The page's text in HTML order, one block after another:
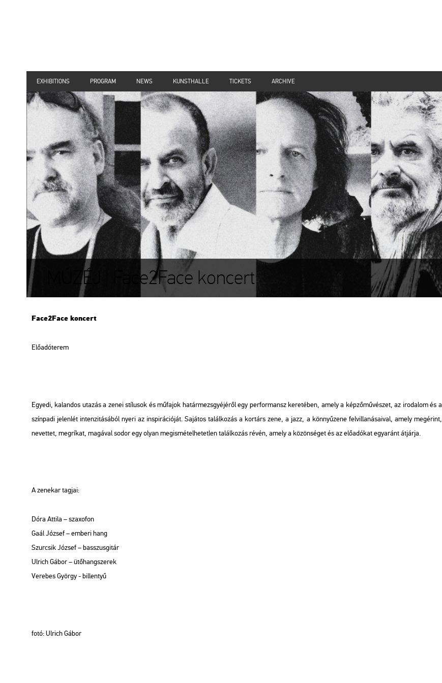
EXHIBITIONS PROGRAM NEWS KUNSTHALLE TICKETS ARCHIVE
MÚZÉJ | Face2Face koncert
Fa­ce2­Face kon­cert
Elő­adó­te­rem
Egye­di, ka­lan­dos uta­zás a zenei stí­lu­sok és mű­fa­jok ha­tár­mezs­gyé­jé­ről egy per­for­mansz ke­re­té­ben, amely a kép­ző­mű­vé­szet, az iro­da­lom és a
szín­pa­di je­len­lét in­ten­zi­tá­sá­ból nyeri az ins­pi­rá­ci­ó­ját. Sa­já­tos ta­lál­ko­zás a kor­társ zene, a jazz, a könnyű­ze­ne fel­vil­la­ná­sa­i­val, amely meg­érint,
ne­vet­tet, meg­rí­kat, ma­gá­val sodor egy olyan meg­is­mé­tel­he­tet­len ta­lál­ko­zás révén, amely a kö­zön­sé­get és az elő­adó­kat egy­aránt át­jár­ja.
A ze­ne­kar tag­jai:
Dóra At­ti­la – sza­xo­fon
Gaál Jó­zsef – em­be­ri hang
Szur­csik Jó­zsef – basszus­gi­tár
Ul­rich Gábor – ütő­hang­sze­rek
Ve­re­bes György - bil­len­tyű
fotó: Ul­rich Gábor